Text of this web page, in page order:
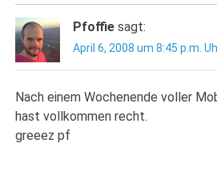
Pfoffie sagt:
April 6, 2008 um 8:45 p.m.
Nach einem Wochenende voller
hast vollkommen recht.
greeez pf